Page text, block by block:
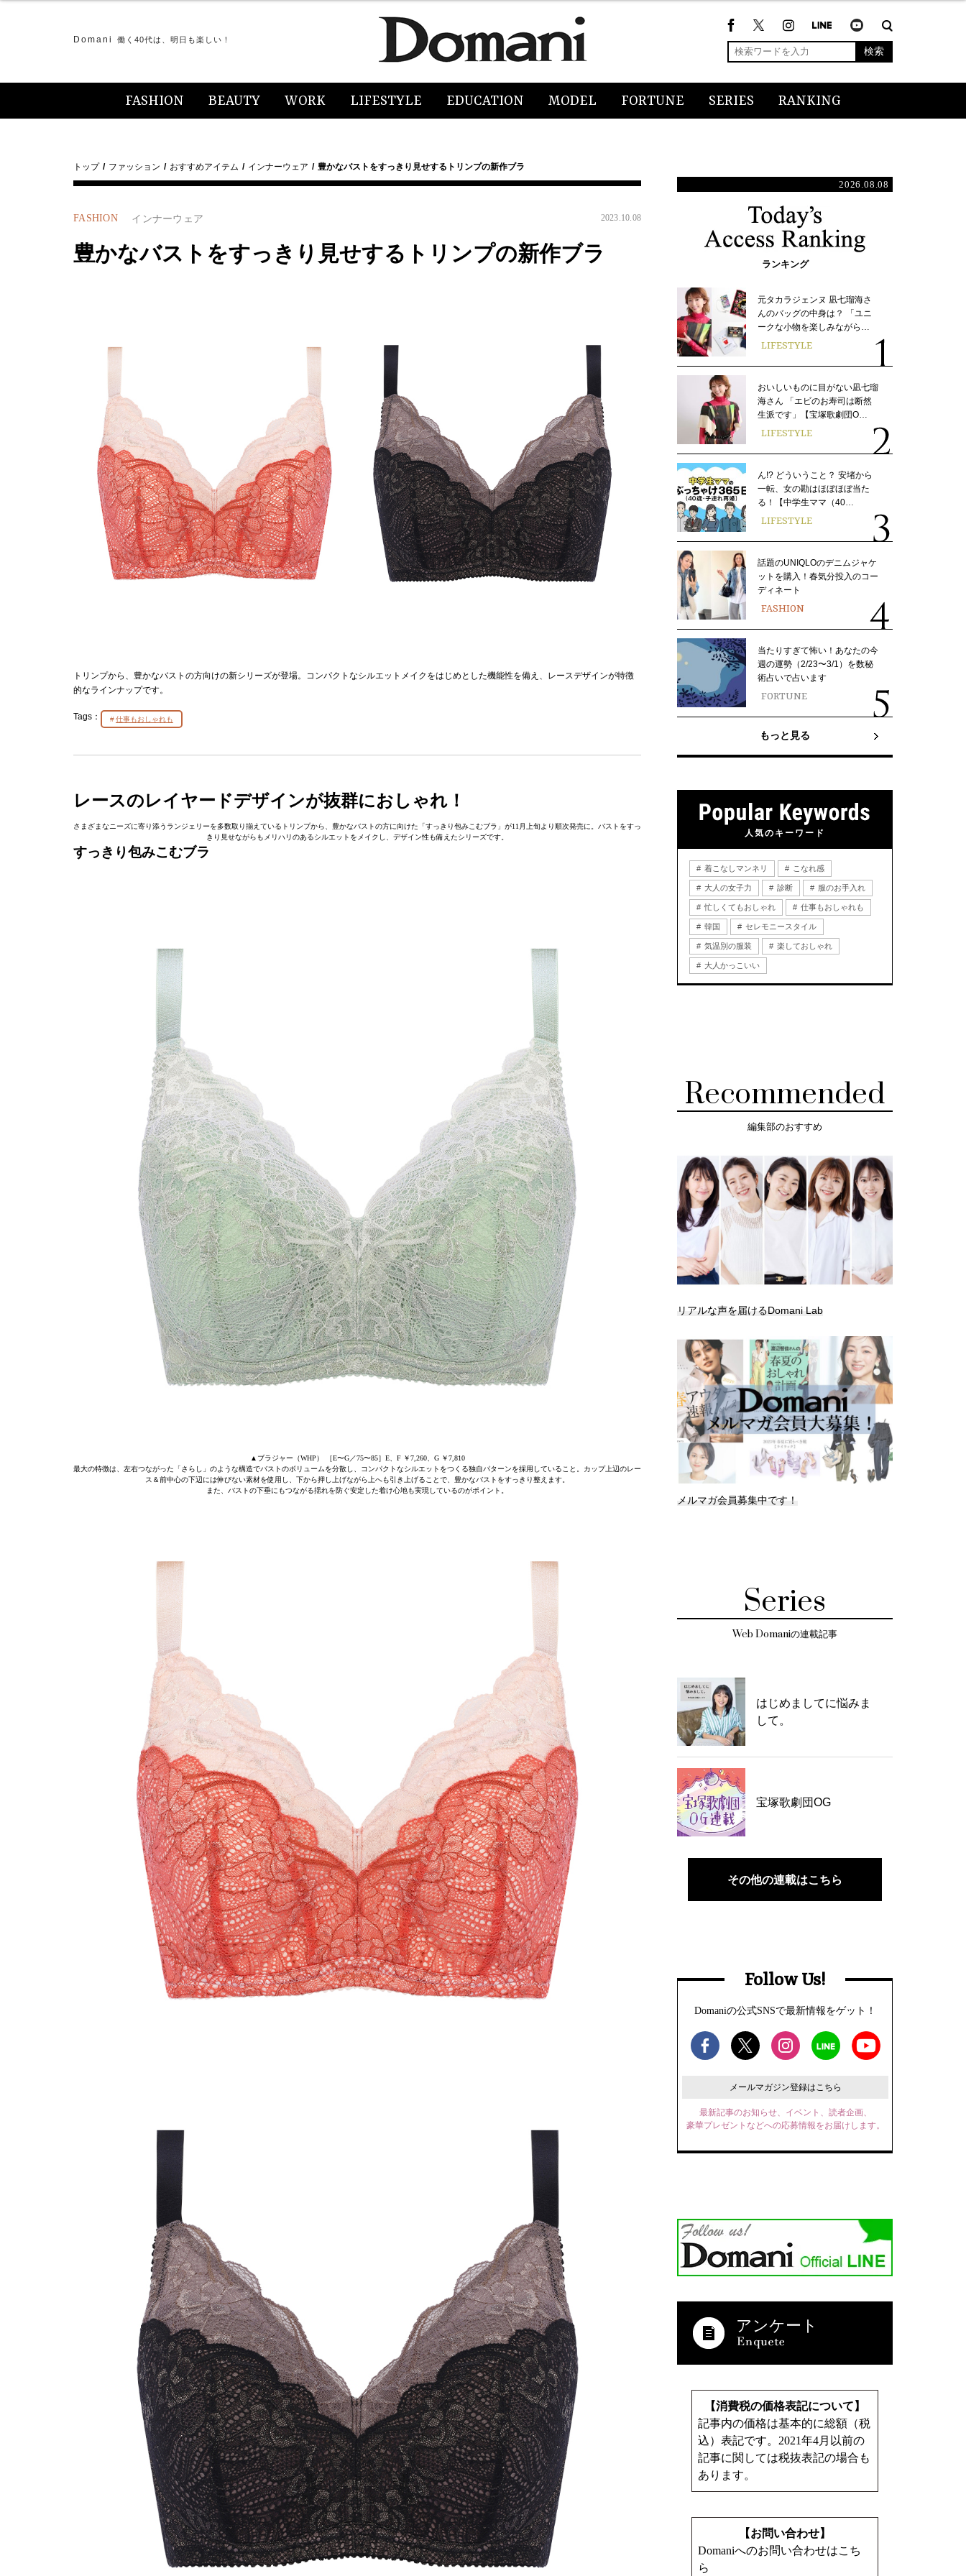
Domani 働く40代は、明日も楽しい！
検索
FASHION BEAUTY WORK LIFESTYLE EDUCATION MODEL FORTUNE SERIES RANKING
トップ ファッション おすすめアイテム インナーウェア 豊かなバストをすっきり見せするトリンプの新作ブラ
FASHION インナーウェア 2023.10.08
豊かなバストをすっきり見せするトリンプの新作ブラ
トリンプから、豊かなバストの方向けの新シリーズが登場。コンパクトなシルエットメイクをはじめとした機能性を備え、レースデザインが特徴
的なラインナップです。
Tags： 仕事もおしゃれも
レースのレイヤードデザインが抜群におしゃれ！
さまざまなニーズに寄り添うランジェリーを多数取り揃えているトリンプから、豊かなバストの方に向けた「すっきり包みこむブラ」が11月上旬より順次発売に。バストをすっ
きり見せながらもメリハリのあるシルエットをメイクし、デザイン性も備えたシリーズです。
すっきり包みこむブラ
▲ブラジャー（WHP） ［E〜G／75〜85］E、F ￥7,260、G ￥7,810
最大の特徴は、左右つながった「さらし」のような構造でバストのボリュームを分散し、コンパクトなシルエットをつくる独自パターンを採用していること。カップ上辺のレー
ス＆前中心の下辺には伸びない素材を使用し、下から押し上げながら上へも引き上げることで、豊かなバストをすっきり整えます。
また、バストの下垂にもつながる揺れを防ぐ安定した着け心地も実現しているのがポイント。
2026.08.08
ランキング
元タカラジェンヌ 凪七瑠海さ
んのバッグの中身は？ 「ユニ
ークな小物を楽しみながら…
LIFESTYLE
おいしいものに目がない凪七瑠
海さん 「エビのお寿司は断然
生派です」【宝塚歌劇団O…
LIFESTYLE
ん!? どういうこと？ 安堵から
一転、女の勘はほぼほぼ当た
る！【中学生ママ（40…
LIFESTYLE
話題のUNIQLOのデニムジャケ
ットを購入！春気分投入のコー
ディネート
FASHION
当たりすぎて怖い！あなたの今
週の運勢（2/23〜3/1）を数秘
術占いで占います
FORTUNE
もっと見る
人気のキーワード
着こなしマンネリ こなれ感
大人の女子力 診断 服のお手入れ
忙しくてもおしゃれ 仕事もおしゃれも
韓国 セレモニースタイル
気温別の服装 楽しておしゃれ
大人かっこいい
Recommended
編集部のおすすめ
リアルな声を届けるDomani Lab
メルマガ会員募集中です！
Series
Web Domaniの連載記事
はじめましてに悩みま
して。
宝塚歌劇団OG
その他の連載はこちら
Follow Us!
Domaniの公式SNSで最新情報をゲット！
メールマガジン登録はこちら
最新記事のお知らせ、イベント、読者企画、
豪華プレゼントなどへの応募情報をお届けします。
アンケート
【消費税の価格表記について】
記事内の価格は基本的に総額（税
込）表記です。2021年4月以前の
記事に関しては税抜表記の場合も
あります。
【お問い合わせ】
Domaniへのお問い合わせはこち
ら